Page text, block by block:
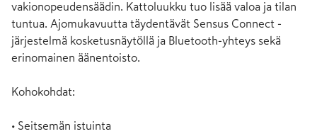
vakionopeudensäädin. Kattoluukku tuo lisää valoa ja tilan
tuntua. Ajomukavuutta täydentävät Sensus Connect -
järjestelmä kosketusnäytöllä ja Bluetooth-yhteys sekä
erinomainen äänentoisto.
Kohokohdat:
• Seitsemän istuinta